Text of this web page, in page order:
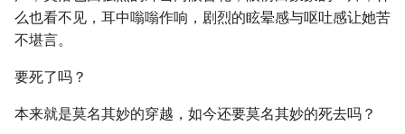
么也看不见，耳中嗡嗡作响，剧烈的眩晕感与呕吐感让她苦
不堪言。
要死了吗？
本来就是莫名其妙的穿越，如今还要莫名其妙的死去吗？